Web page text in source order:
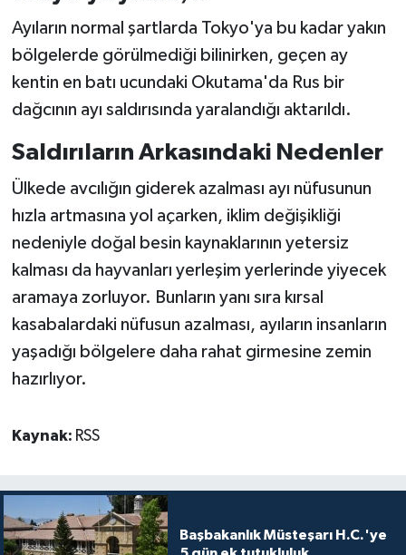
Ayıların normal şartlarda Tokyo'ya bu kadar yakın
bölgelerde görülmediği bilinirken, geçen ay
kentin en batı ucundaki Okutama'da Rus bir
dağcının ayı saldırısında yaralandığı aktarıldı.
Saldırıların Arkasındaki Nedenler
Ülkede avcılığın giderek azalması ayı nüfusunun
hızla artmasına yol açarken, iklim değişikliği
nedeniyle doğal besin kaynaklarının yetersiz
kalması da hayvanları yerleşim yerlerinde yiyecek
aramaya zorluyor. Bunların yanı sıra kırsal
kasabalardaki nüfusun azalması, ayıların insanların
yaşadığı bölgelere daha rahat girmesine zemin
hazırlıyor.
Kaynak: RSS
Başbakanlık Müsteşarı H.C.'ye